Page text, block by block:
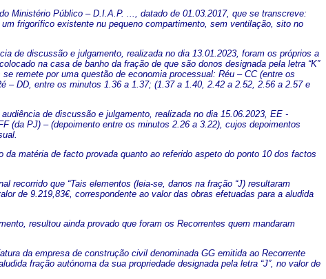
Ministério Público – D.I.A.P. ..., datado de 01.03.2017, que se transcreve:
frigorífico existente nu pequeno compartimento, sem ventilação, sito no
de discussão e julgamento, realizada no dia 13.01.2023, foram os próprios a
na casa de banho da fração de que são donos designada pela letra “K”
remete por uma questão de economia processual: Réu – CC (entre os
DD, entre os minutos 1.36 a 1.37; (1.37 a 1.40, 2.42 a 2.52, 2.56 a 2.57 e
de discussão e julgamento, realizada no dia 15.06.2023, EE -
(da PJ) – (depoimento entre os minutos 2.26 a 3.22), cujos depoimentos
matéria de facto provada quanto ao referido aspeto do ponto 10 dos factos
recorrido que “Tais elementos (leia-se, danos na fração “J) resultaram
de 9.219,83€, correspondente ao valor das obras efetuadas para a aludida
resultou ainda provado que foram os Recorrentes quem mandaram
da empresa de construção civil denominada GG emitida ao Recorrente
fração autónoma da sua propriedade designada pela letra “J”, no valor de